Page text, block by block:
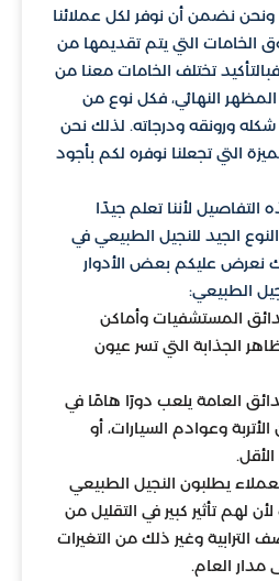
نضمن أن نوفر لكل عملائنا
الخامات التي يتم تقديمها من
تختلف الخامات معنا من
النهائي، فكل نوع من
شكله ورونقه ودرجاته. لذلك نحن
التي تجعلنا نوفره لكم بأجود
لأننا تعلم جيدًا
الجيد للنجيل الطبيعي في
نعرض عليكم بعض الأدوار
الطبيعي:
المستشفيات وأماكن
الجذابة التي تسر عيون
العامة يلعب دورًا هامًا في
وعوادم السيارات، أو
يطلبون النجيل الطبيعي
لهم تأثير كبير في التقليل من
الترابية وغير ذلك من التغيرات
مدار العام.